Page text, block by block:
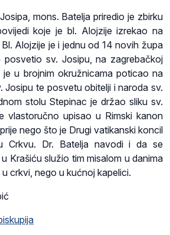
mons. Batelja priredio je zbirku
koje je bl. Alojzije izrekao na
Alojzije je i jednu od 14 novih župa
sv. Josipu, na zagrebačkoj
je u brojnim okružnicama poticao na
te posvetu obitelji i naroda sv.
stolu Stepinac je držao sliku sv.
vlastoručno upisao u Rimski kanon
nego što je Drugi vatikanski koncil
Crkvu. Dr. Batelja navodi i da se
Krašiću služio tim misalom u danima
crkvi, nego u kućnoj kapelici.